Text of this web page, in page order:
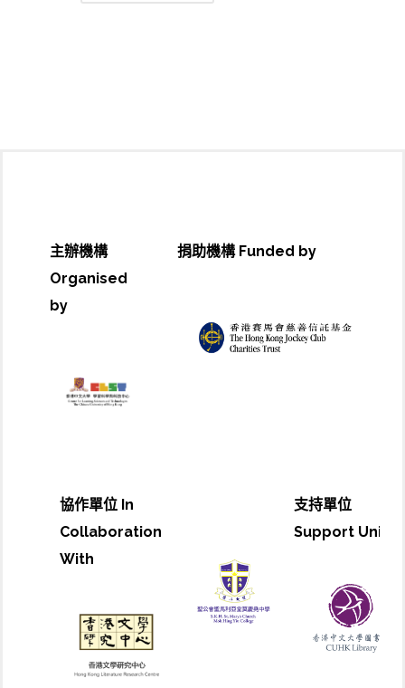
主辦機構
Organised
by
捐助機構 Funded by
協作單位 In
Collaboration
With
支持單位
Support Unit